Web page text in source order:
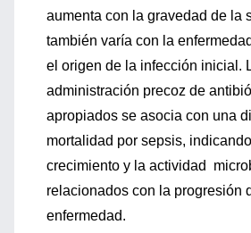
aumenta con la gravedad de la
también varía con la
el origen de la infección inicial.
administración precoz de
apropiados se asocia con una
mortalidad por sepsis,
crecimiento y la actividad
relacionados con la progresión
enfermedad.